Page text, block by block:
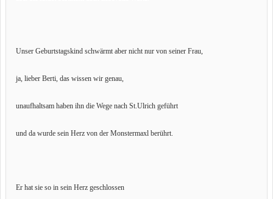
Unser Geburtstagskind schwärmt aber nicht nur von seiner Frau,
ja, lieber Berti, das wissen wir genau,
unaufhaltsam haben ihn die Wege nach St.Ulrich geführt
und da wurde sein Herz von der Monstermaxl berührt.
Er hat sie so in sein Herz geschlossen